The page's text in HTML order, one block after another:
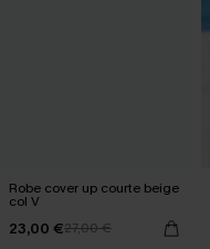
Robe cover up courte beige
col V
23,00 €27,00 €